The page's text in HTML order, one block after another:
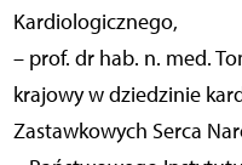
Kardiologicznego,
– prof. dr hab. n. med.
krajowy w dziedzinie
Zastawkowych Serca